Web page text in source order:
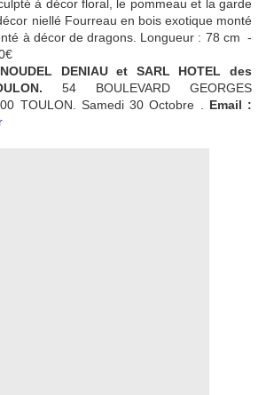
à décor floral, le pommeau et la garde
niellé Fourreau en bois exotique monté
à décor de dragons. Longueur : 78 cm -
DENIAU et SARL HOTEL des
54 BOULEVARD GEORGES
TOULON. Samedi 30 Octobre . Email :